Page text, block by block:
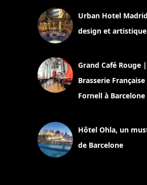
Urban Hotel
design et artistique
Grand Café Rouge
Brasserie
Fornell à Barcelone
Hôtel Ohla, un
de Barcelone